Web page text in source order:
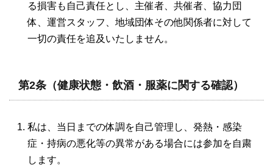
る損害も自己責任とし、主催者、共催者、協力団
体、運営スタッフ、地域団体その他関係者に対して
一切の責任を追及いたしません。
第2条（健康状態・飲酒・服薬に関する確認）
私は、当日までの体調を自己管理し、発熱・感染
症・持病の悪化等の異常がある場合には参加を自粛
します。